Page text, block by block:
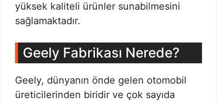
yüksek kaliteli ürünler sunabilmesini
sağlamaktadır.
Geely Fabrikası Nerede?
Geely, dünyanın önde gelen otomobil
üreticilerinden biridir ve çok sayıda